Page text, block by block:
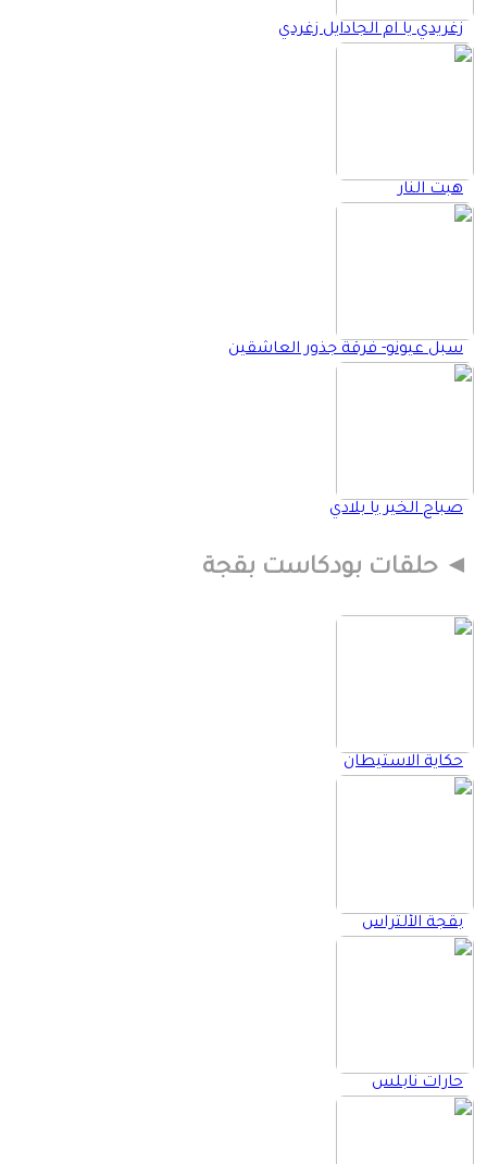
زغريدي يا ام الجادايل زغردي
هبت النار
سبل عيونو- فرقة جذور العاشقين
صباح الخير يا بلادي
حلقات بودكاست بقجة
حكاية الاستيطان
بقجة الألتراس
حارات نابلس